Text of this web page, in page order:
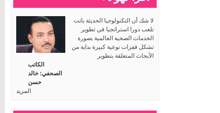
لا شك أن التكنولوجيا الحديثة باتت
تلعب دورا استراتجيا في تطوير
الخدمات الصحية العالمية بصورة
تشكل قفزات نوعية كبيرة بداية من
الأبحاث المتعلقة بتطوير
الكاتب
الصحفي: خالد
حسن
المزيد